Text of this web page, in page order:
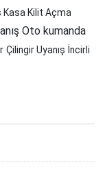
Kasa Kilit Açma
Oto kumanda
Çilingir Uyanış İncirli